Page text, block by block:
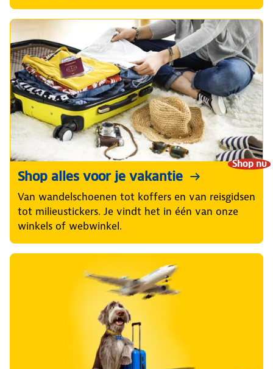
Shop nu
Shop alles voor je vakantie
Van wandelschoenen tot koffers en van reisgidsen
tot milieustickers. Je vindt het in één van onze
winkels of webwinkel.